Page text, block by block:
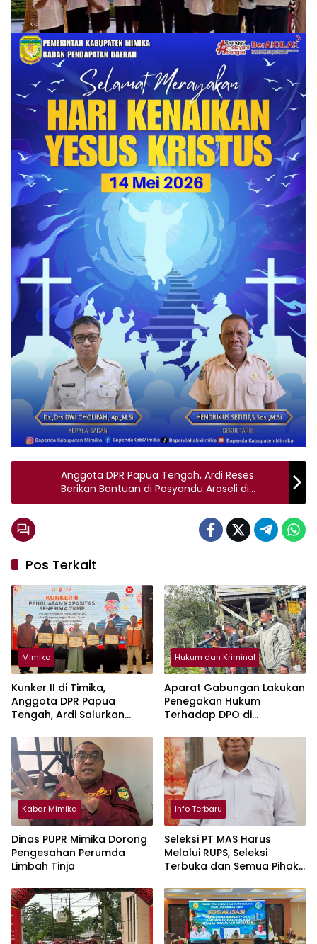
Anggota DPR Papua Tengah, Ardi Reses
Berikan Bantuan di Posyandu Araseli di
Mimika
Pos Terkait
Mimika
Kunker II di Timika,
Anggota DPR Papua
Tengah, Ardi Salurkan
Kemnaker
Hukum dan Kriminal
Aparat Gabungan Lakukan
Penegakan Hukum
Terhadap DPO di
Kabar Mimika
Dinas PUPR Mimika Dorong
Pengesahan Perumda
Limbah Tinja
Info Terbaru
Seleksi PT MAS Harus
Melalui RUPS, Seleksi
Terbuka dan Semua Pihak